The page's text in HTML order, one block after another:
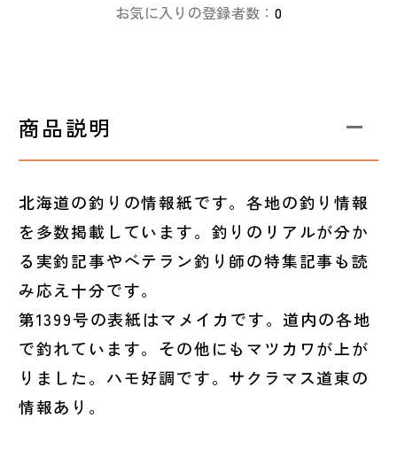
お気に入りの登録者数： 0
商品説明
北海道の釣りの情報紙です。各地の釣り情報
を多数掲載しています。釣りのリアルが分か
る実釣記事やベテラン釣り師の特集記事も読
み応え十分です。
第1399号の表紙はマメイカです。道内の各地
で釣れています。その他にもマツカワが上が
りました。ハモ好調です。サクラマス道東の
情報あり。